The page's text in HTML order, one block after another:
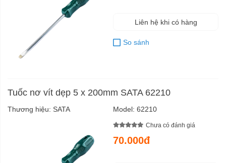
Liên hệ khi có hàng
So sánh
Tuốc nơ vít dẹp 5 x 200mm SATA 62210
Thương hiệu: SATA Model: 62210
Chưa có đánh giá
70.000đ